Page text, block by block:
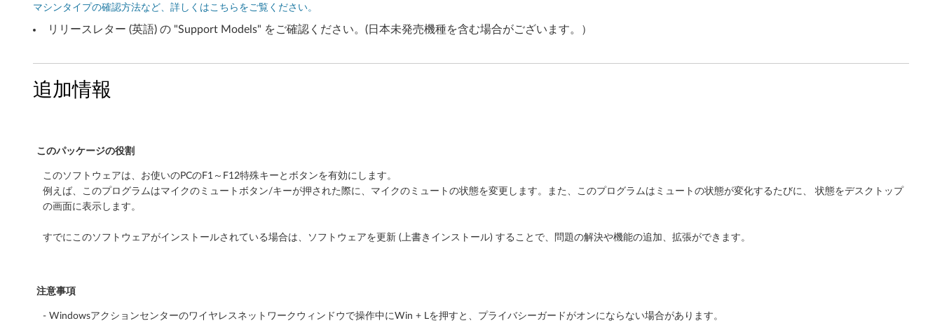
o
w
s
1
6
4
b
/
1
マシンタイプの確認方法など、詳しくはこちらをご覧ください。
リリースレター (英語) の "Support Models" をご確認ください。(日本未発売機種を含む場合がございます。）
追加情報
このパッケージの役割
このソフトウェアは、お使いのPCのF1～F12特殊キーとボタンを有効にします。
例えば、このプログラムはマイクのミュートボタン/キーが押された際に、マイクのミュートの状態を変更します。また、このプログラムはミュートの状態が変化するたびに、 状態をデスクトップ
の画面に表示します。
すでにこのソフトウェアがインストールされている場合は、ソフトウェアを更新 (上書きインストール) することで、問題の解決や機能の追加、拡張ができます。
注意事項
- Windowsアクションセンターのワイヤレスネットワークウィンドウで操作中にWin + Lを押すと、プライバシーガードがオンにならない場合があります。